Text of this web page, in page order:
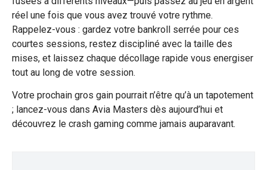
réel une fois que vous avez trouvé votre rythme.
Rappelez-vous : gardez votre bankroll serrée pour ces
courtes sessions, restez discipliné avec la taille des
mises, et laissez chaque décollage rapide vous energiser
tout au long de votre session.
Votre prochain gros gain pourrait n’être qu’à un tapotement
; lancez-vous dans Avia Masters dès aujourd’hui et
découvrez le crash gaming comme jamais auparavant.